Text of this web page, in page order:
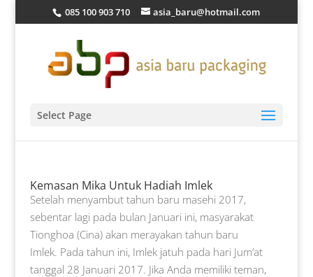
085 100 903 710 asia_baru@hotmail.com
Select Page
Kemasan Mika Untuk Hadiah Imlek
Setelah menyambut tahun baru masehi 2017,
sebentar lagi pada bulan Januari ini, masyarakat
Tionghoa (Cina) akan merayakan tahun baru
Imlek. Pada tahun ini, Imlek jatuh pada hari Jum’at
tanggal 28 Januari 2017. Jika Anda memiliki teman,